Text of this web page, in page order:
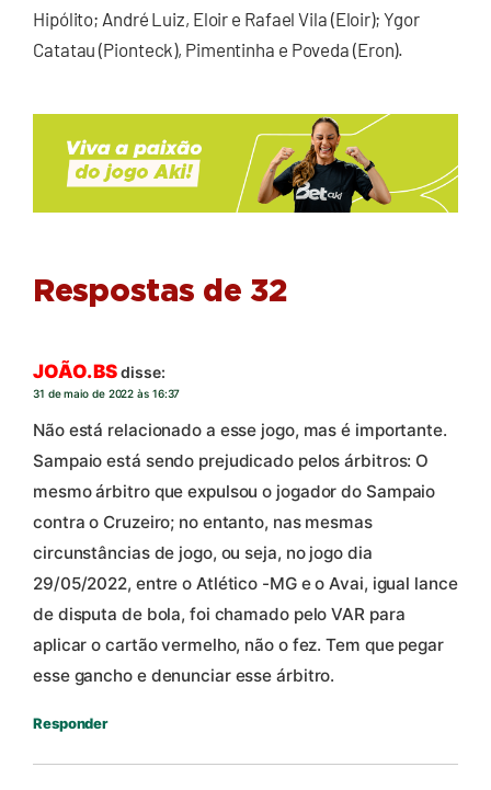
Hipólito; André Luiz, Eloir e Rafael Vila (Eloir); Ygor
Catatau (Pionteck), Pimentinha e Poveda (Eron).
Respostas de 32
JOÃO. BSdisse:
31 de maio de 2022 às 16:37
Não está relacionado a esse jogo, mas é importante.
Sampaio está sendo prejudicado pelos árbitros: O
mesmo árbitro que expulsou o jogador do Sampaio
contra o Cruzeiro; no entanto, nas mesmas
circunstâncias de jogo, ou seja, no jogo dia
29/05/2022, entre o Atlético -MG e o Avai, igual lance
de disputa de bola, foi chamado pelo VAR para
aplicar o cartão vermelho, não o fez. Tem que pegar
esse gancho e denunciar esse árbitro.
Responder